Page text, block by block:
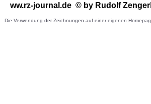
ww.rz-journal.de © by Rudolf
Die Verwendung der Zeichnungen auf einer eigenen